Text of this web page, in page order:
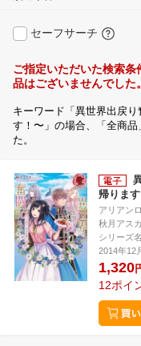
セーフサーチ
ご指定いただいた検索
品はございませんでした。
キーワード「異世界出戻
す！〜」の場合、「全商
た。
帰りま
アリアン
秋月アスカ
シリーズ名
2014年12
1,320
12ポイ